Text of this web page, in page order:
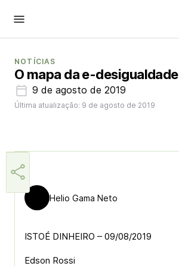
NOTÍCIAS
O mapa da e-desigualdade
9 de agosto de 2019
Última atualização: 9 de agosto de 2019
Helio Gama Neto
ISTOÉ DINHEIRO – 09/08/2019
Edson Rossi